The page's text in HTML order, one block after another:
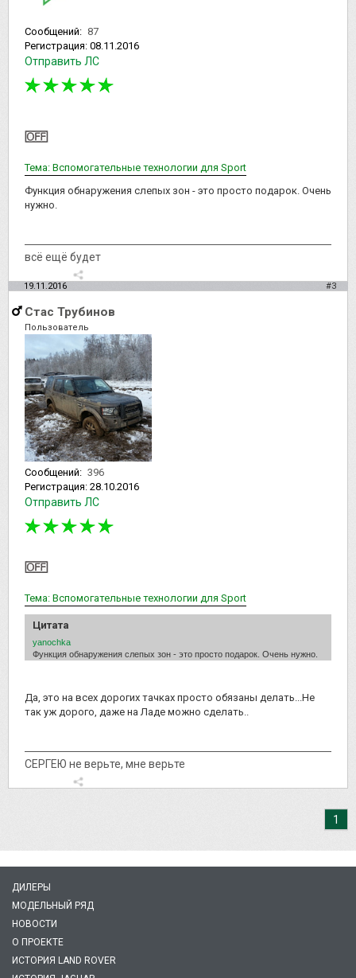
Сообщений: 87
Регистрация: 08.11.2016
Отправить ЛС
Тема: Вспомогательные технологии для Sport
Функция обнаружения слепых зон - это просто подарок. Очень
нужно.
всё ещё будет
19.11.2016 #3
Стас Трубинов
Пользователь
Сообщений: 396
Регистрация: 28.10.2016
Отправить ЛС
Тема: Вспомогательные технологии для Sport
Цитата
yanochka
Функция обнаружения слепых зон - это просто подарок. Очень нужно.
Да, это на всех дорогих тачках просто обязаны делать...Не
так уж дорого, даже на Ладе можно сделать..
СЕРГЕЮ не верьте, мне верьте
1
ДИЛЕРЫ
МОДЕЛЬНЫЙ РЯД
НОВОСТИ
О ПРОЕКТЕ
ИСТОРИЯ LAND ROVER